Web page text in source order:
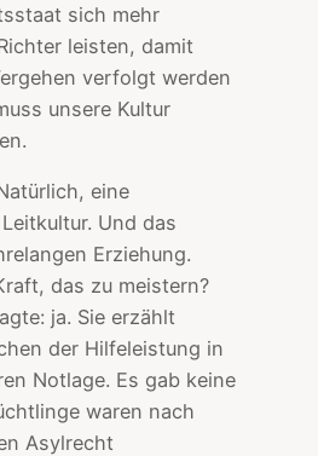
sich mehr
leisten, damit
verfolgt werden
unsere Kultur
eine
Und das
Erziehung.
das zu meistern?
ja. Sie erzählt
der Hilfeleistung in
Notlage. Es gab keine
waren nach
Asylrecht